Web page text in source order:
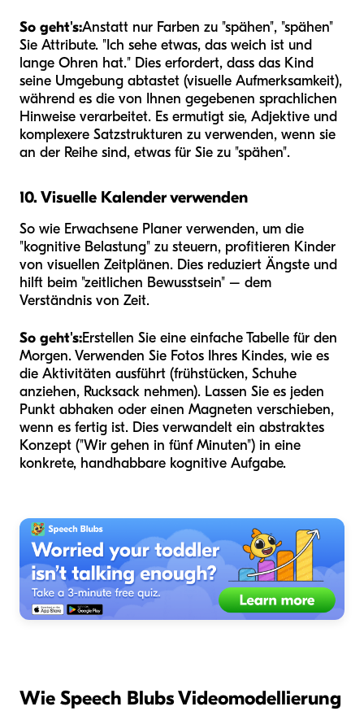
So geht's:Anstatt nur Farben zu "spähen", "spähen"
Sie Attribute. "Ich sehe etwas, das weich ist und
lange Ohren hat." Dies erfordert, dass das Kind
seine Umgebung abtastet (visuelle Aufmerksamkeit),
während es die von Ihnen gegebenen sprachlichen
Hinweise verarbeitet. Es ermutigt sie, Adjektive und
komplexere Satzstrukturen zu verwenden, wenn sie
an der Reihe sind, etwas für Sie zu "spähen".
10. Visuelle Kalender verwenden
So wie Erwachsene Planer verwenden, um die
"kognitive Belastung" zu steuern, profitieren Kinder
von visuellen Zeitplänen. Dies reduziert Ängste und
hilft beim "zeitlichen Bewusstsein" – dem
Verständnis von Zeit.
So geht's:Erstellen Sie eine einfache Tabelle für den
Morgen. Verwenden Sie Fotos Ihres Kindes, wie es
die Aktivitäten ausführt (frühstücken, Schuhe
anziehen, Rucksack nehmen). Lassen Sie es jeden
Punkt abhaken oder einen Magneten verschieben,
wenn es fertig ist. Dies verwandelt ein abstraktes
Konzept ("Wir gehen in fünf Minuten") in eine
konkrete, handhabbare kognitive Aufgabe.
Wie Speech Blubs Videomodellierung